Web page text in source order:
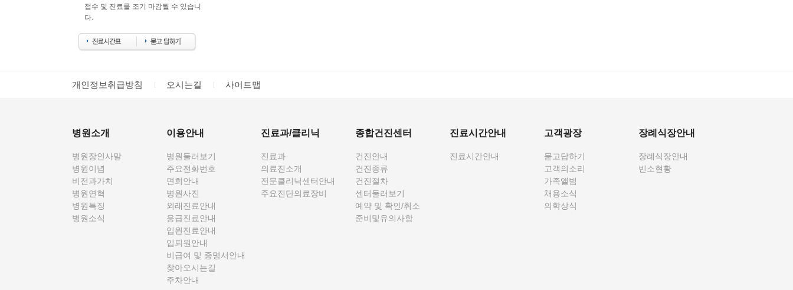
접수 및 진료를 조기 마감될 수 있습니
다.
개인정보취급방침 오시는길 사이트맵
병원소개
병원장인사말
병원이념
비전과가치
병원연혁
병원특징
병원소식
이용안내
병원둘러보기
주요전화번호
면회안내
병원사진
외래진료안내
응급진료안내
입원진료안내
입퇴원안내
비급여 및 증명서안내
찾아오시는길
주차안내
진료과/클리닉
진료과
의료진소개
전문클리닉센터안내
주요진단의료장비
종합건진센터
건진안내
건진종류
건진절차
센터둘러보기
예약 및 확인/취소
준비및유의사항
진료시간안내
진료시간안내
고객광장
묻고답하기
고객의소리
가족앨범
채용소식
의학상식
장례식장안내
장례식장안내
빈소현황